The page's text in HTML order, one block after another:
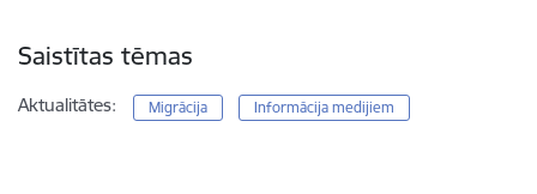
Saistītas tēmas
Aktualitātes: Migrācija Informācija medijiem